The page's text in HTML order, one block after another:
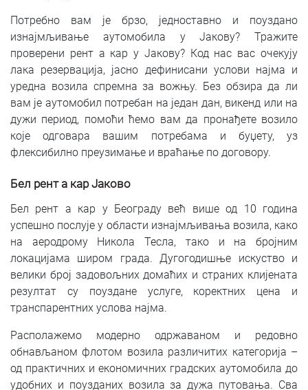
Потребно вам је брзо, једноставно и поуздано
изнајмљивање аутомобила у Јакову? Тражите
проверени рент а кар у Јакову? Код нас вас очекују
лака резервација, јасно дефинисани услови најма и
уредна возила спремна за вожњу. Без обзира да ли
вам је аутомобил потребан на један дан, викенд или на
дужи период, помоћи ћемо вам да пронађете возило
које одговара вашим потребама и буџету, уз
флексибилно преузимање и враћање по договору.
Бел рент а кар Јаково
Бел рент а кар у Београду већ више од 10 година
успешно послује у области изнајмљивања возила, како
на аеродрому Никола Тесла, тако и на бројним
локацијама широм града. Дугогодишње искуство и
велики број задовољних домаћих и страних клијената
резултат су поуздане услуге, коректних цена и
транспарентних услова најма.
Располажемо модерно одржаваном и редовно
обнављаном флотом возила различитих категорија –
од практичних и економичних градских аутомобила до
удобних и поузданих возила за дужа путовања. Сва